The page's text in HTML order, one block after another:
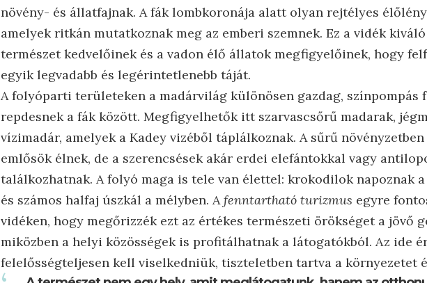
növény- és állatfajnak. A fák lombkoronája alatt olyan rejtélyes
amelyek ritkán mutatkoznak meg az emberi szemnek. Ez a vidék
természet kedvelőinek és a vadon élő állatok megfigyelőinek, hogy
egyik legvadabb és legérintetlenebb táját.
A folyóparti területeken a madárvilág különösen gazdag, színpompás
repdesnek a fák között. Megfigyelhetők itt szarvascsőrű madarak,
vízimadár, amelyek a Kadey vizéből táplálkoznak. A sűrű
emlősök élnek, de a szerencsések akár erdei elefántokkal vagy
találkozhatnak. A folyó maga is tele van élettel: krokodilok napoznak
és számos halfaj úszkál a mélyben. Afenntartható turizmus egyre
vidéken, hogy megőrizzék ezt az értékes természeti örökséget a jövő
miközben a helyi közösségek is profitálhatnak a látogatókból. Az ide
felelősségteljesen kell viselkedniük, tiszteletben tartva a környezetet